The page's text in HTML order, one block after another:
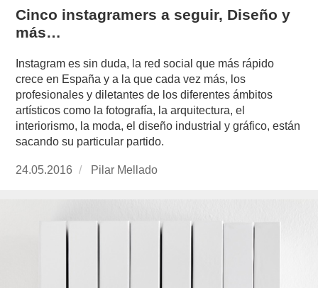
Cinco instagramers a seguir, Diseño y
más…
Instagram es sin duda, la red social que más rápido
crece en España y a la que cada vez más, los
profesionales y diletantes de los diferentes ámbitos
artísticos como la fotografía, la arquitectura, el
interiorismo, la moda, el diseño industrial y gráfico, están
sacando su particular partido.
Publicado
24.05.2016
https://www.experimenta.es/author/pilar-
Pilar Mellado